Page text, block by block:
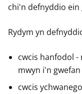
w
chi'n defnyddio ein
Rydym yn
cwcis hanfodol
mwyn i'n
cwcis